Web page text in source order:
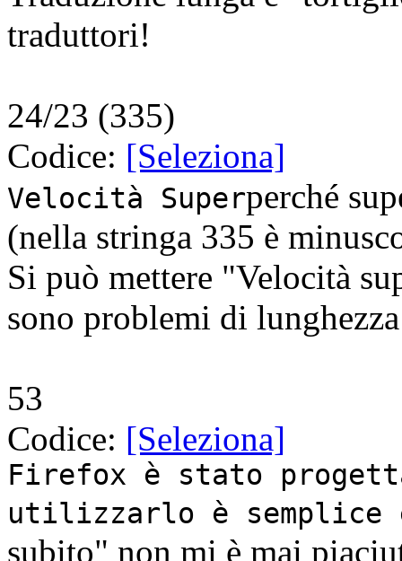
traduttori!
24/23 (335)
Codice: [Seleziona]
Velocità Superperché
(nella stringa 335 è
Si può mettere "Velocità
sono problemi di
53
Codice: [Seleziona]
Firefox è stato
utilizzarlo è
subito" non mi è mai